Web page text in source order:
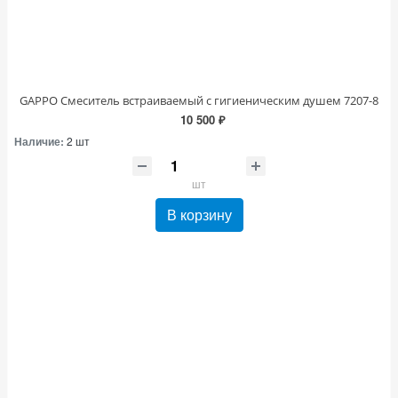
GAPPO Смеситель встраиваемый с гигиеническим душем 7207-8
10 500 ₽
Наличие: 2 шт
шт
В корзину